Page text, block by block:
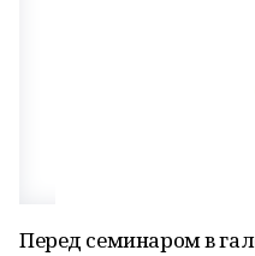
Перед семинаром в